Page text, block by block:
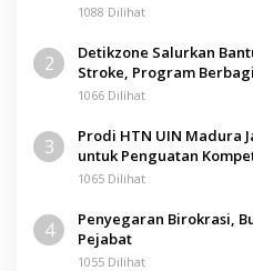
1088 Dilihat
2
Detikzone Salurkan
Stroke, Program
1066 Dilihat
3
Prodi HTN UIN Madura
untuk Penguatan
1065 Dilihat
4
Penyegaran Birokrasi,
Pejabat
1055 Dilihat